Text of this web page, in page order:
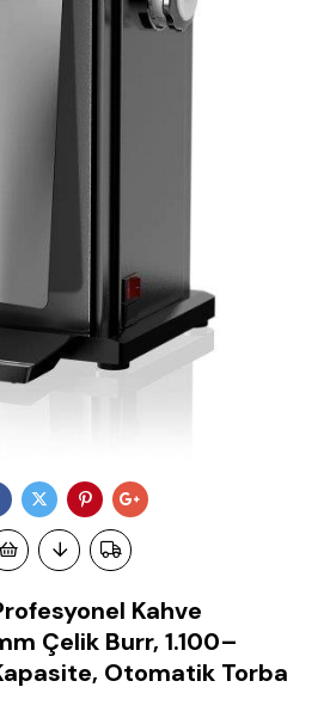
Kahve
Çelik Burr, 1.100–
Otomatik Torba